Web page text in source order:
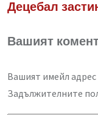
Децебал
Вашият
Вашият имейл адрес
Задължителните